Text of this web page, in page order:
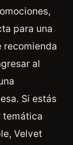
para una
recomienda
al
Si estás
temática
Velvet